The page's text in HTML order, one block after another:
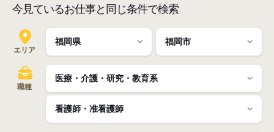
今見ているお仕事と同じ条件で検索
エリア
職種